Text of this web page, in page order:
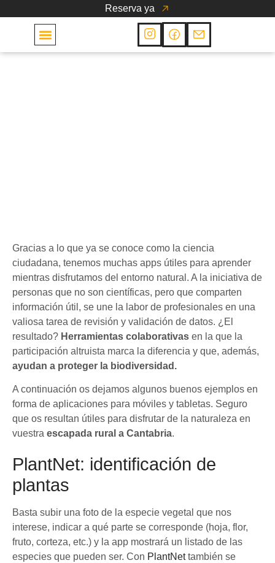
Reserva ya
Gracias a lo que ya se conoce como la ciencia
ciudadana, tenemos muchas apps útiles para aprender
mientras disfrutamos del entorno natural. A la iniciativa de
personas que no son científicas, pero que comparten
información útil, se une la labor de profesionales en una
valiosa tarea de revisión y validación de datos. ¿El
resultado? Herramientas colaborativas en la que la
participación altruista marca la diferencia y que, además,
ayudan a proteger la biodiversidad.
A continuación os dejamos algunos buenos ejemplos en
forma de aplicaciones para móviles y tabletas. Seguro
que os resultan útiles para disfrutar de la naturaleza en
vuestra escapada rural a Cantabria.
PlantNet: identificación de
plantas
Basta subir una foto de la especie vegetal que nos
interese, indicar a qué parte se corresponde (hoja, flor,
fruto, corteza, etc.) y la app mostrará un listado de las
especies que pueden ser. Con PlantNettambién se